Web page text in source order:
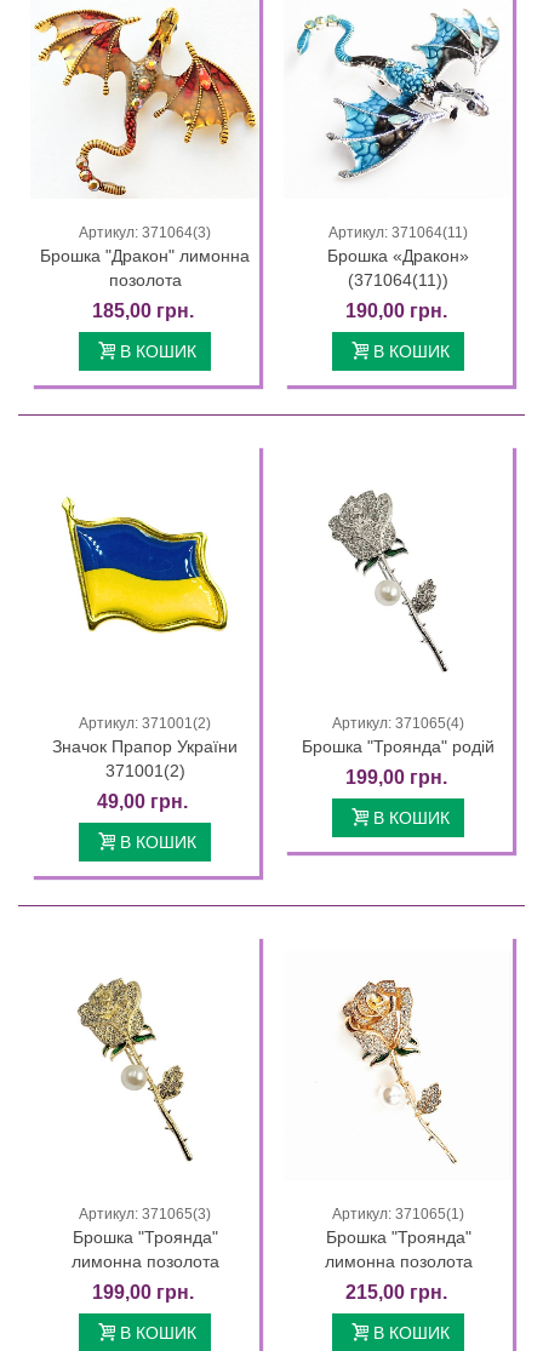
Артикул: 371064(3)
Брошка "Дракон" лимонна
позолота
185,00 грн.
В КОШИК
Артикул: 371064(11)
Брошка «Дракон»
(371064(11))
190,00 грн.
В КОШИК
Артикул: 371001(2)
Значок Прапор України
371001(2)
49,00 грн.
В КОШИК
Артикул: 371065(4)
Брошка "Троянда" родій
199,00 грн.
В КОШИК
Артикул: 371065(3)
Брошка "Троянда"
лимонна позолота
199,00 грн.
В КОШИК
Артикул: 371065(1)
Брошка "Троянда"
лимонна позолота
215,00 грн.
В КОШИК